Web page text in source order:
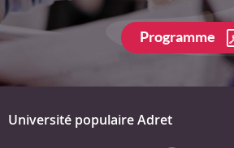
Programme
Université populaire Adret